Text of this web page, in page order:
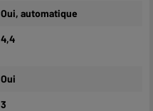
Oui, automatique
4,4
Oui
3